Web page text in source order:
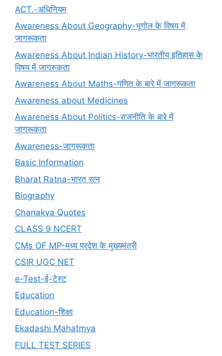
ACT.-अधिनियम
Awareness About Geography-भूगोल के विषय में
जागरूकता
Awareness About Indian History-भारतीय इतिहास के
विषय में जागरुकता
Awareness About Maths-गणित के बारे में जागरूकता
Awareness about Medicines
Awareness About Politics-राजनीति के बारे में
जागरूकता
Awareness-जागरूकता
Basic Information
Bharat Ratna-भारत रत्न
Biography
Chanakya Quotes
CLASS 9 NCERT
CMs OF MP-मध्य प्रदेश के मुख्यमंत्री
CSIR UGC NET
e-Test-ई-टेस्ट
Education
Education-शिक्षा
Ekadashi Mahatmya
FULL TEST SERIES